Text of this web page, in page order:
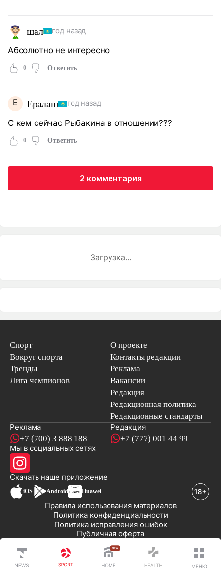
шал год назад
Абсолютно не интересно
0 Ответить
Е Ералаш год назад
С кем сейчас Рыбакина в отношении???
0 Ответить
2 комментария
Загрузка...
Спорт
Вокруг спорта
Тренды
Лига чемпионов
О проекте
Контакты редакции
Реклама
Вакансии
Редакция
Редакционная политика
Редакционные стандарты
Реклама
+7 (700) 3 888 188
Редакция
+7 (777) 001 44 99
Мы в социальных сетях
Скачать наше приложениеновостей
iOS Android Huawei
Публичная оферта
Политика исправления ошибок
Политика конфиденциальности
Правила использования материалов
© 2008-2026 ТОО «EML»